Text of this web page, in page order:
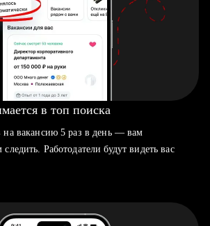
в топ поиска
на вакансию 5 раз в день — вам
Работодатели будут видеть вас